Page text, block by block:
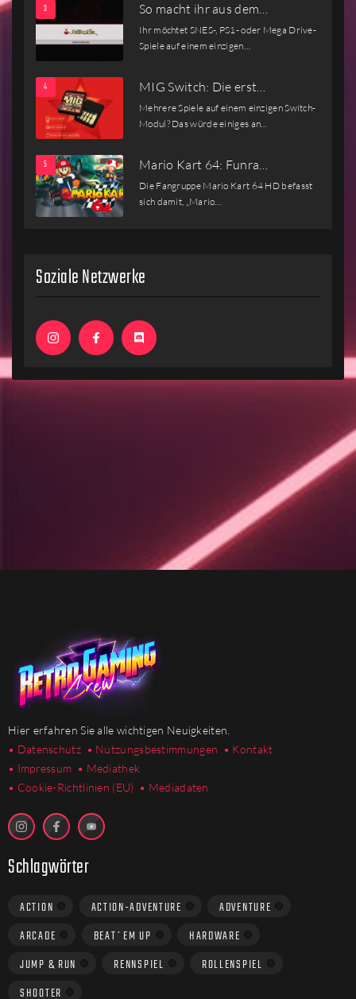
So macht ihr aus dem…
Ihr möchtet SNES-, PS1- oder Mega Drive-
Spiele auf einem einzigen…
MIG Switch: Die erst…
Mehrere Spiele auf einem einzigen Switch-
Modul? Das würde einiges an…
Mario Kart 64: Funra…
Die Fangruppe Mario Kart 64 HD befasst
sich damit, „Mario…
Soziale Netzwerke
Hier erfahren Sie alle wichtigen Neuigkeiten.
• Datenschutz • Nutzungsbestimmungen • Kontakt
• Impressum • Mediathek
• Cookie-Richtlinien (EU) • Mediadaten
Schlagwörter
ACTION ACTION-ADVENTURE
ADVENTURE
ARCADE
BEAT´EM UP
HARDWARE
JUMP & RUN
RENNSPIEL
ROLLENSPIEL
SHOOTER